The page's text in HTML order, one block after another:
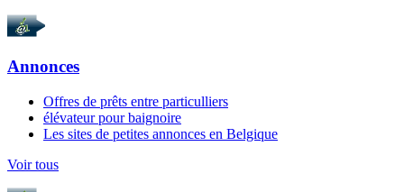
Annonces
Offres de prêts entre particulliers
élévateur pour baignoire
Les sites de petites annonces en Belgique
Voir tous